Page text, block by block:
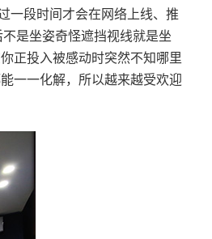
一段时间才会在网络上线、推
是坐姿奇怪遮挡视线就是坐
正投入被感动时突然不知哪里
一一化解，所以越来越受欢迎